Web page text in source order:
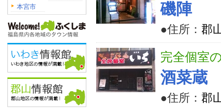
本宮市
磯陣
●住所： 郡
完全個室
酒菜蔵
●住所： 郡